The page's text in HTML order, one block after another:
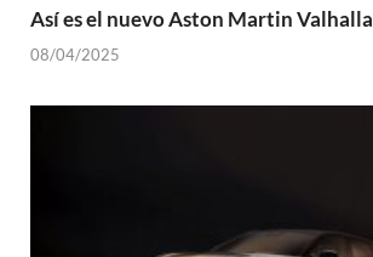
Así es el nuevo Aston Martin Valhalla
08/04/2025